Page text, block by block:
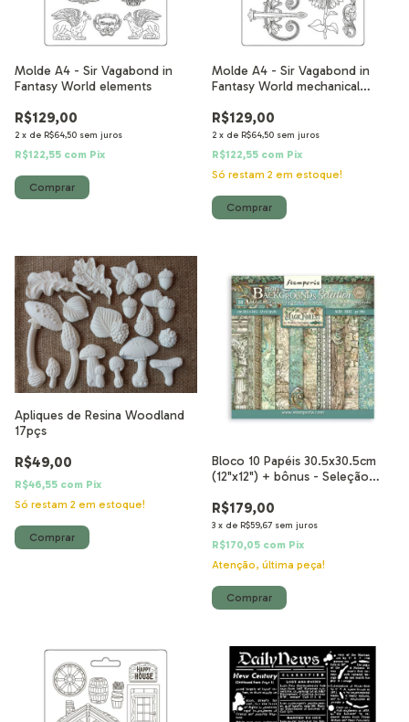
Molde A4 - Sir Vagabond in
Fantasy World elements
R$129,00
2 x de R$64,50 sem juros
R$122,55 com Pix
Molde A4 - Sir Vagabond in
Fantasy World mechanical
R$129,00
2 x de R$64,50 sem juros
R$122,55 com Pix
Só restam 2 em estoque!
Apliques de Resina Woodland
17pçs
R$49,00
R$46,55 com Pix
Só restam 2 em estoque!
Bloco 10 Papéis 30.5x30.5cm
(12"x12") + bônus - Seleção
R$179,00
3 x de R$59,67 sem juros
R$170,05 com Pix
Atenção, última peça!